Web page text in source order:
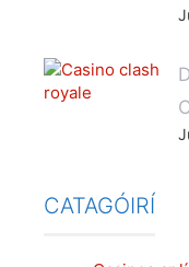
CATAGÓIRÍ